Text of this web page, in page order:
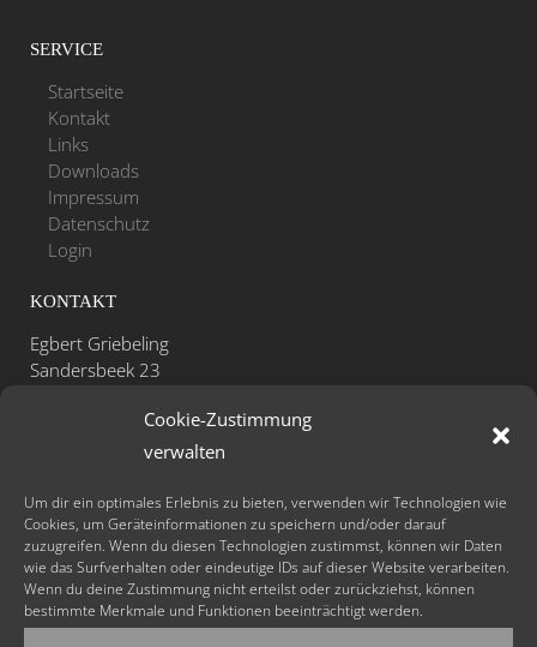
Cookie-Zustimmung
verwalten
Um dir ein optimales Erlebnis zu bieten, verwenden wir Technologien wie
Cookies, um Geräteinformationen zu speichern und/oder darauf
zuzugreifen. Wenn du diesen Technologien zustimmst, können wir Daten
wie das Surfverhalten oder eindeutige IDs auf dieser Website verarbeiten.
Wenn du deine Zustimmung nicht erteilst oder zurückziehst, können
bestimmte Merkmale und Funktionen beeinträchtigt werden.
SERVICE
Startseite
Kontakt
Links
Downloads
Impressum
Datenschutz
Login
KONTAKT
Egbert Griebeling
Sandersbeek 23
Telefon: +49 - (0)551 - 531 47 26
Fax: +49 - (0)551 - 48 80 52 29
info@lachyoga-sonne.de
www.lachyoga-sonne.de